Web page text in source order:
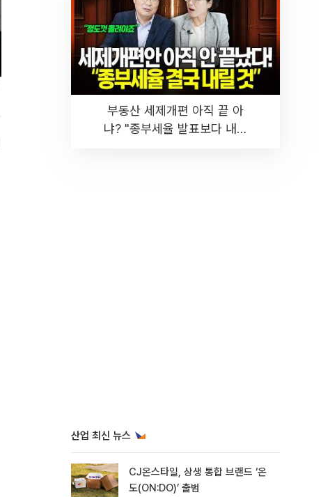
부동산 세제개편 아직 끝 아
냐? "종부세율 발표보다 내릴
산업 최신 뉴스
CJ온스타일, 상생 통합 브랜드 ‘온
도(ON:DO)’ 출범